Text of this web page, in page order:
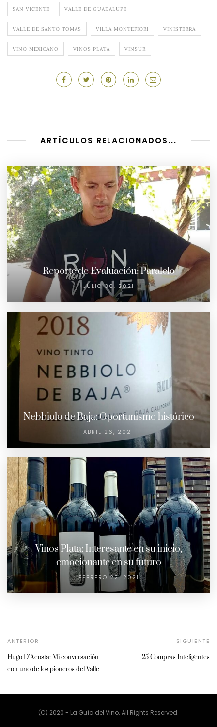
SAN VICENTE VALLE DE GUADALUPE
VALLE DE SANTO TOMAS VILLA MONTEFIORI VINISTERRA
VINO MEXICANO VINOS PLATA VINSUR
ARTÍCULOS RELACIONADOS...
Reporte de Evaluación: Paralelo
JULIO 30, 2021
Nebbiolo de Baja: Oportunismo histórico
ABRIL 26, 2021
Vinos Plata: Interesante en su inicio,
emocionante en su futuro
FEBRERO 22, 2021
ANTERIOR
Hugo D’Acosta: Mi conversación
con uno de los pioneros del Valle
SIGUIENTE
25 Compras Inteligentes
(C) 2020 - La Guía del Vino. All Rights Reserved.